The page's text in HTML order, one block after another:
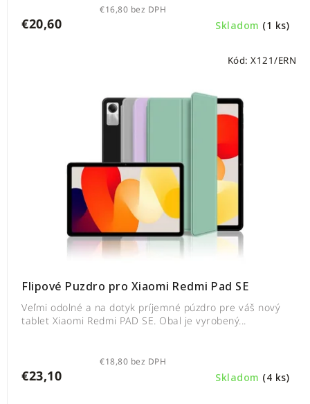
Skladom (1 ks)
€16,80 bez DPH
€20,60
Flipové Puzdro pro Xiaomi Redmi Pad SE
Skladom (4 ks)
€18,80 bez DPH
€23,10
Veľmi odolné a na dotyk príjemné púzdro pre váš nový
tablet Xiaomi Redmi PAD SE. Obal je vyrobený...
Kód: X121/ERN